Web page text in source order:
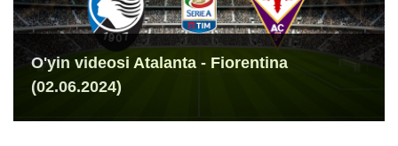
O'yin videosi Atalanta - Fiorentina
(02.06.2024)